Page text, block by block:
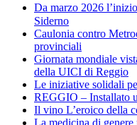
Da marzo 2026
Siderno
Caulonia contro
provinciali
Giornata mondiale
della UICI di Reggio
Le iniziative solidali
REGGIO – Installato
Il vino L’eroico della